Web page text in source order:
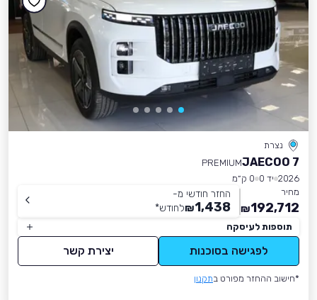
נצרת
JAECOO 7
PREMIUM
2026 יד 0
0 ק״מ
מחיר
192,712
₪
החזר חודשי מ-
1,438
₪לחודש*
תוספות לעיסקה
לפגישה בסוכנות יצירת קשר
*חישוב ההחזר מפורט בתקנון